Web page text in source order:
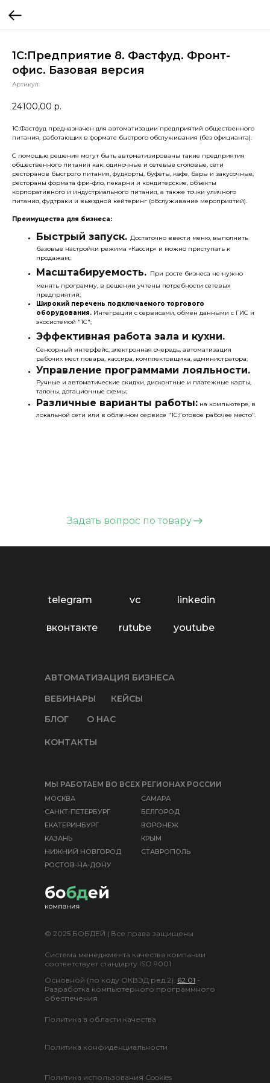
1С:Предприятие 8. Фастфуд. Фронт-
офис. Базовая версия
Артикул:
24100,00 р.
1С:Фастфуд предназначен для автоматизации предприятий общественного
питания, работающих в формате быстрого обслуживания (без официанта).
С помощью решения могут быть автоматизированы такие предприятия
общественного питания как: одиночные и сетевые столовые, сети
ресторанов быстрого питания, фудкорты, буфеты, кафе, бары и закусочные,
рестораны формата фри-фло, пекарни и кондитерские, объекты
корпоративного и индустриального питания, а также точки уличного
питания, фудтраки и выездной кейтеринг (обслуживание мероприятий).
Преимущества для бизнеса:
Быстрый запуск. Достаточно ввести меню, выполнить
базовые настройки режима «Кассир» и можно приступать к
продажам;
Масштабируемость. При росте бизнеса не нужно
менять программу, в решении учтены потребности сетевых
предприятий;
Широкий перечень подключаемого торгового
оборудования. Интеграции с сервисами, обмен данными с ГИС и
экосистемой "1С";
Эффективная работа зала и кухни.
Сенсорный интерфейс, электронная очередь, автоматизация
рабочих мест повара, кассира, комплектовщика, администратора;
Управление программами лояльности.
Ручные и автоматические скидки, дисконтные и платежные карты,
талоны, дотационные схемы;
Различные варианты работы: на компьютере, в
локальной сети или в облачном сервисе "1С:Готовое рабочее место".
Задать вопрос по товару
vc linkedin
вконтакте rutube youtube
КРЫМ
СТАВРОПОЛЬ
БЕЛГОРОД
ВОРОНЕЖ
САМАРА
РОСТОВ-НА-ДОНУ
НИЖНИЙ НОВГОРОД
КАЗАНЬ
ЕКАТЕРИНБУРГ
САНКТ-ПЕТЕРБУРГ
МОСКВА
ВЕБИНАРЫ КЕЙСЫ
КОНТАКТЫ
О НАС
АВТОМАТИЗАЦИЯ БИЗНЕСА
БЛОГ
© 2025 БОБДЕЙ | Все права защищены
telegram
Основной (по коду ОКВЭД ред.2): 62.01 -
Разработка компьютерного программного
обеспечения
Система менеджмента качества компании
соответствует стандарту ISO 9001
МЫ РАБОТАЕМ ВО ВСЕХ РЕГИОНАХ РОССИИ
Политика использования Cookies
Политика конфиденциальности
Политика в области качества